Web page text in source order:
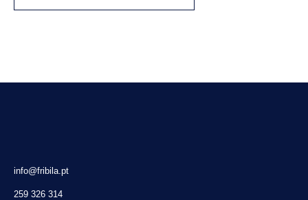
info@fribila.pt
259 326 314